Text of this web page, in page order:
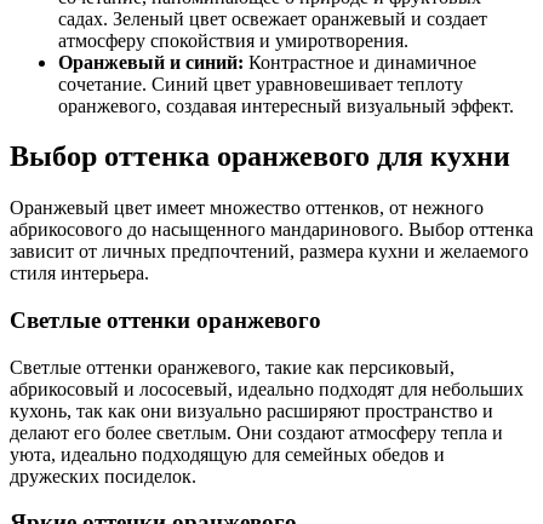
садах. Зеленый цвет освежает оранжевый и создает
атмосферу спокойствия и умиротворения.
Оранжевый и синий: Контрастное и динамичное
сочетание. Синий цвет уравновешивает теплоту
оранжевого, создавая интересный визуальный эффект.
Выбор оттенка оранжевого для кухни
Оранжевый цвет имеет множество оттенков, от нежного
абрикосового до насыщенного мандаринового. Выбор оттенка
зависит от личных предпочтений, размера кухни и желаемого
стиля интерьера.
Светлые оттенки оранжевого
Светлые оттенки оранжевого, такие как персиковый,
абрикосовый и лососевый, идеально подходят для небольших
кухонь, так как они визуально расширяют пространство и
делают его более светлым. Они создают атмосферу тепла и
уюта, идеально подходящую для семейных обедов и
дружеских посиделок.